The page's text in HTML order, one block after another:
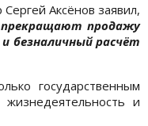
Аксёнов заявил,
продажу
безналичный расчёт
государственным
и